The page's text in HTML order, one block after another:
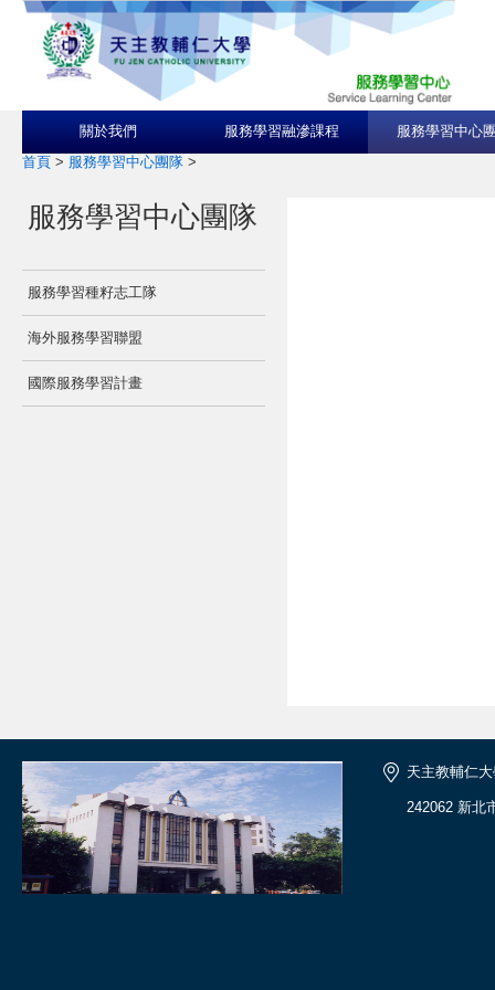
關於我們 服務學習融滲課程 服務學習中心
首頁 > 服務學習中心團隊 >
服務學習中心團隊
服務學習種籽志工隊
海外服務學習聯盟
國際服務學習計畫
天主教輔仁
242062 新北